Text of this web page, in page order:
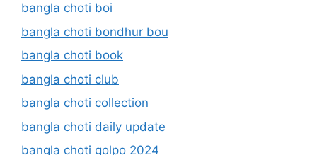
bangla choti boi
bangla choti bondhur bou
bangla choti book
bangla choti club
bangla choti collection
bangla choti daily update
bangla choti golpo 2024